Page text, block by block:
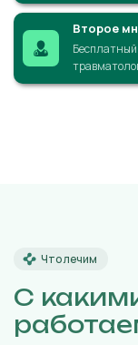
Второе
Что лечим
С